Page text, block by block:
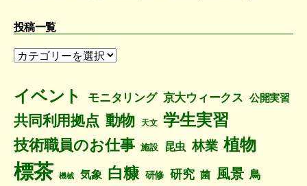
投稿一覧
投
覧
イベント モニタリング 京大ウィークス 公開実習
共同利用拠点 動物 天文 学生実習
技術職員のお仕事 施設 昆虫 林業 植物
標茶 機械 気象 白糠 研修 研究 菌 風景 鳥